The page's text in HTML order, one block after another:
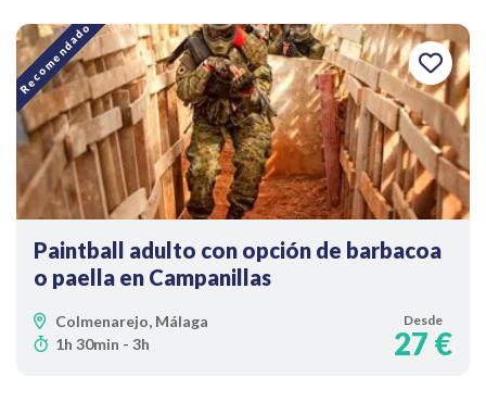
Recomendado
Paintball adulto con opción de barbacoa
o paella en Campanillas
Colmenarejo, Málaga
1h 30min - 3h
Desde
27 €